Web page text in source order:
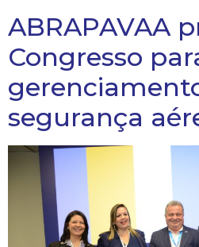
ABRAPAVAA
Congresso
segurança